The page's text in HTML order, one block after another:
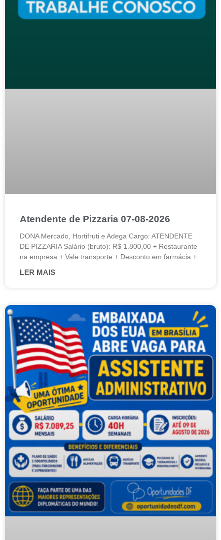
Atendente de Pizzaria 07-08-2026
DONA Mercado, Hortifruti e Adega Cargo: ATENDENTE
DE PIZZARIA Salário (bruto): R$ 1.800,00 + Restaurante
na empresa + Vale transporte + Desconto em farmácia +
LER MAIS